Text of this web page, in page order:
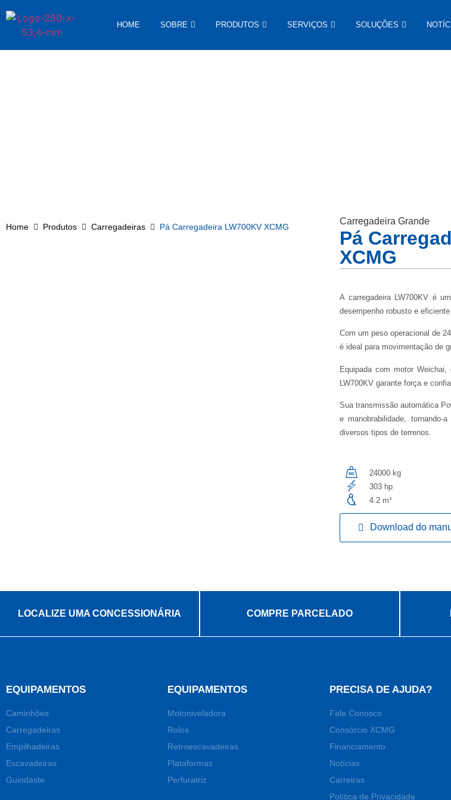
HOME SOBRE PRODUTOS SERVIÇOS SOLUÇÕES
Home Produtos Carregadeiras Pá Carregadeira LW700KV XCMG
Carregadeira Grande
Pá
XCMG
A carregadeira LW700KV é
desempenho robusto e
Com um peso operacional de
é ideal para movimentação de
Equipada com motor
LW700KV garante força e
Sua transmissão automática
e manobrabilidade, tornando-
diversos tipos de terrenos.
24000 kg
303 hp
4.2 m³
Download do
LOCALIZE UMA CONCESSIONÁRIA COMPRE PARCELADO
EQUIPAMENTOS
Caminhões
Carregadeiras
Empilhadeiras
Escavadeiras
Guindaste
EQUIPAMENTOS
Motoniveladora
Rolos
Retroescavadeiras
Plataformas
Perfuratriz
PRECISA DE AJUDA?
Fale Conosco
Consórcio XCMG
Financiamento
Notícias
Carreiras
Política de Privacidade